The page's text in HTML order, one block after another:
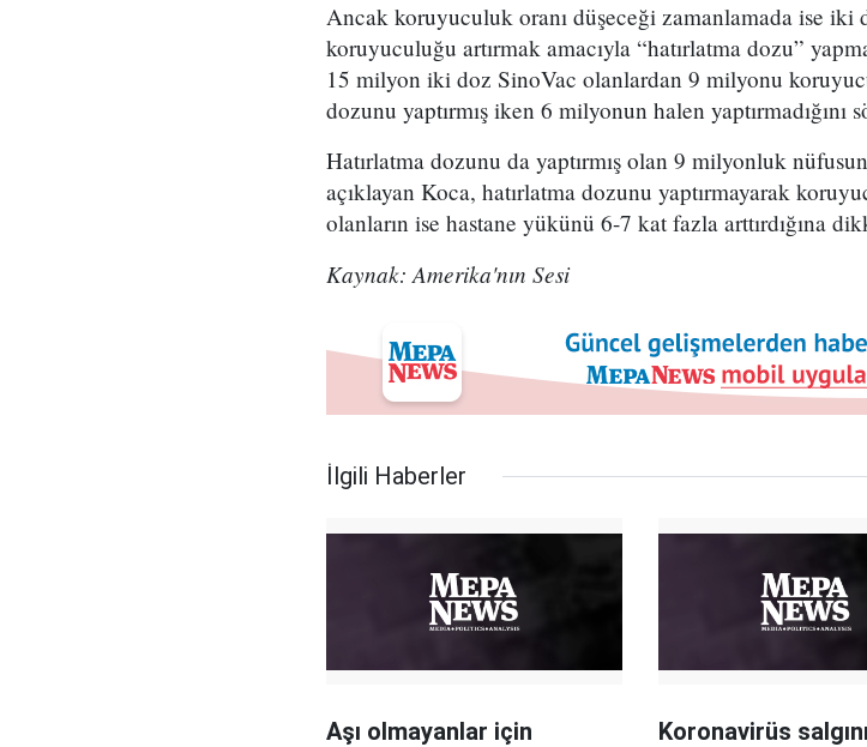
Ancak koruyuculuk oranı düşeceği zamanlamada ise iki
koruyuculuğu artırmak amacıyla “hatırlatma dozu”
15 milyon iki doz SinoVac olanlardan 9 milyonu
dozunu yaptırmış iken 6 milyonun halen yaptırmadığını
Hatırlatma dozunu da yaptırmış olan 9 milyonluk
açıklayan Koca, hatırlatma dozunu yaptırmayarak
olanların ise hastane yükünü 6-7 kat fazla arttırdığına
Kaynak: Amerika'nın Sesi
İlgili Haberler
Aşı olmayanlar için
Koronavirüs